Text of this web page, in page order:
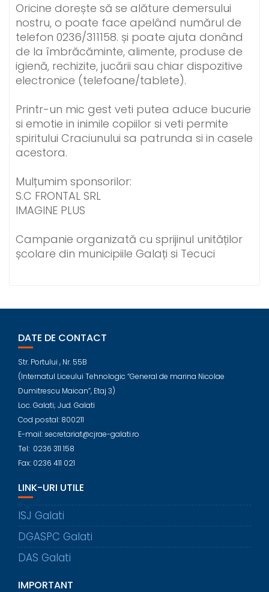
Oricine dorește să se alăture demersului
nostru, o poate face apelând numărul de
telefon 0236/311158. și poate ajuta donând
de la îmbrăcăminte, alimente, produse de
igienă, rechizite, jucării sau chiar dispozitive
electronice (telefoane/tablete).
Printr-un mic gest veti putea aduce bucurie
si emotie in inimile copiilor si veti permite
spiritului Craciunului sa patrunda si in casele
acestora.
Mulțumim sponsorilor:
S.C FRONTAL SRL
IMAGINE PLUS
Campanie organizată cu sprijinul unităților
școlare din municipiile Galați si Tecuci
DATE DE CONTACT
Str. Portului , Nr. 55B
(Internatul Liceului Tehnologic “General de marina Nicolae
Dumitrescu Maican”, Etaj 3)
Loc. Galati; Jud. Galati
Cod postal: 800211
E-mail: secretariat@cjrae-galati.ro
Tel: 0236 311 158
Fax: 0236 411 021
LINK-URI UTILE
ISJ Galati
DGASPC Galati
DAS Galati
IMPORTANT